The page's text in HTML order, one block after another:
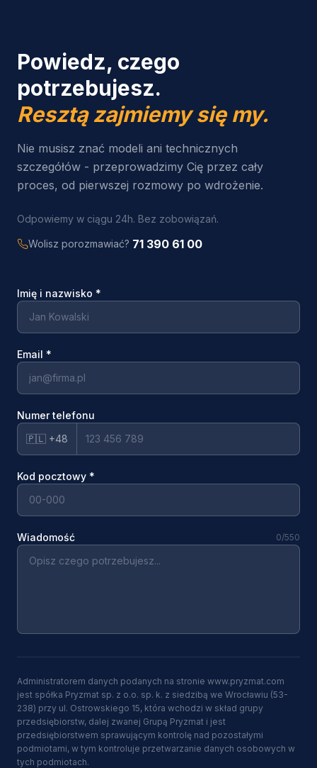
Powiedz, czego
potrzebujesz.
Resztą zajmiemy się my.
Nie musisz znać modeli ani technicznych
szczegółów - przeprowadzimy Cię przez cały
proces, od pierwszej rozmowy po wdrożenie.
Odpowiemy w ciągu 24h. Bez zobowiązań.
Wolisz porozmawiać? 71 390 61 00
Imię i nazwisko *
Email *
Numer telefonu
🇵🇱 +48
Kod pocztowy *
Wiadomość 0/550
Administratorem danych podanych na stronie www.pryzmat.com
jest spółka Pryzmat sp. z o.o. sp. k. z siedzibą we Wrocławiu (53-
238) przy ul. Ostrowskiego 15, która wchodzi w skład grupy
przedsiębiorstw, dalej zwanej Grupą Pryzmat i jest
przedsiębiorstwem sprawującym kontrolę nad pozostałymi
podmiotami, w tym kontroluje przetwarzanie danych osobowych w
tych podmiotach.